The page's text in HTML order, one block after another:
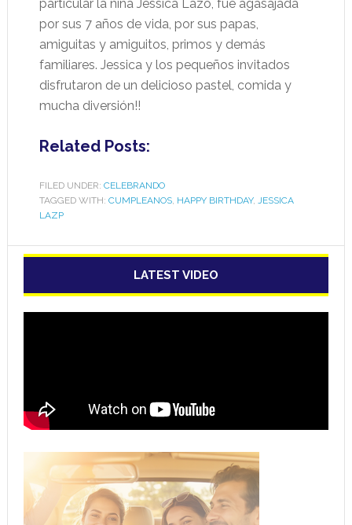
particular la niña Jessica Lazo, fue agasajada
por sus 7 años de vida, por sus papas,
amiguitas y amiguitos, primos y demás
familiares. Jessica y los pequeños invitados
disfrutaron de un delicioso pastel, comida y
mucha diversión!!
Related Posts:
FILED UNDER: CELEBRANDO
TAGGED WITH: CUMPLEANOS, HAPPY BIRTHDAY, JESSICA
LAZP
LATEST VIDEO